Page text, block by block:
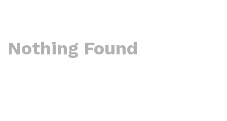
Nothing Found